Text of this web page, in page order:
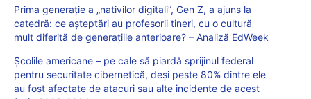
Prima generație a „nativilor digitali”, Gen Z, a ajuns la
catedră: ce așteptări au profesorii tineri, cu o cultură
mult diferită de generațiile anterioare? – Analiză EdWeek
Școlile americane – pe cale să piardă sprijinul federal
pentru securitate cibernetică, deși peste 80% dintre ele
au fost afectate de atacuri sau alte incidente de acest